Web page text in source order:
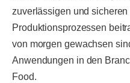
zuverlässigen und
Produktionsprozessen
von morgen gewachsen
Anwendungen in den
Food.